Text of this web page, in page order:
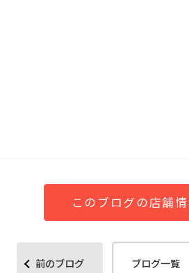
このブログの店舗
前のブログ ブログ一覧